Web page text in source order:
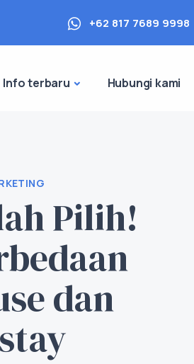
+62 817 7689 9998
Info terbaru Hubungi kami
Pilih!
dan